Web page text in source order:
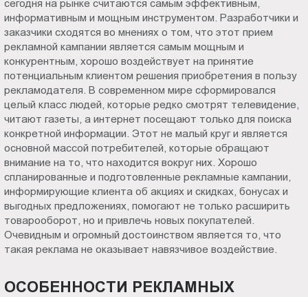
сегодня на рынке считаются самым эффективным,
информативным и мощным инструментом. Разработчики и
заказчики сходятся во мнениях о том, что этот прием
рекламной кампании является самым мощным и
конкурентным, хорошо воздействует на принятие
потенциальным клиентом решения приобретения в пользу
рекламодателя. В современном мире сформировался
целый класс людей, которые редко смотрят телевидение,
читают газеты, а интернет посещают только для поиска
конкретной информации. Этот не малый круг и является
основной массой потребителей, которые обращают
внимание на то, что находится вокруг них. Хорошо
спланированные и подготовленные рекламные кампании,
информирующие клиента об акциях и скидках, бонусах и
выгодных предложениях, помогают не только расширить
товарооборот, но и привлечь новых покупателей.
Очевидным и огромный достоинством является то, что
такая реклама не оказывает навязчивое воздействие.
ОСОБЕННОСТИ РЕКЛАМНЫХ
Пт.:
9.00-
18.00
Сб.,
Вс.:
выходной